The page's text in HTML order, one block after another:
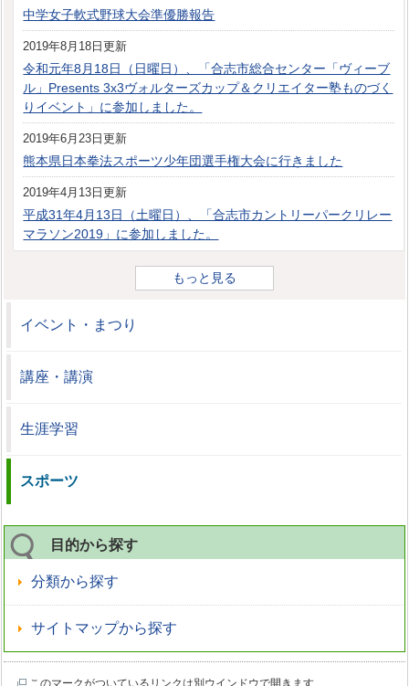
中学女子軟式野球大会準優勝報告
2019年8月18日更新
令和元年8月18日（日曜日）、「合志市総合センター「ヴィーブ
ル」Presents 3x3ヴォルターズカップ＆クリエイター塾ものづく
りイベント」に参加しました。
2019年6月23日更新
熊本県日本拳法スポーツ少年団選手権大会に行きました
2019年4月13日更新
平成31年4月13日（土曜日）、「合志市カントリーパークリレー
マラソン2019」に参加しました。
もっと見る
イベント・まつり
講座・講演
生涯学習
スポーツ
目的から探す
分類から探す
サイトマップから探す
このマークがついているリンクは別ウインドウで開きます